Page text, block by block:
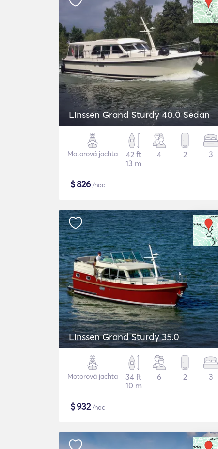
Linssen Grand Sturdy 40.0 Sedan
Motorová jachta
42 ft
13 m
4 2 3
$826/noc
Linssen Grand Sturdy 35.0
Motorová jachta
34 ft
10 m
6 2 3
$932/noc